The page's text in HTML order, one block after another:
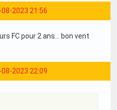
08-2023 21:56
FC pour 2 ans… bon vent
08-2023 22:09